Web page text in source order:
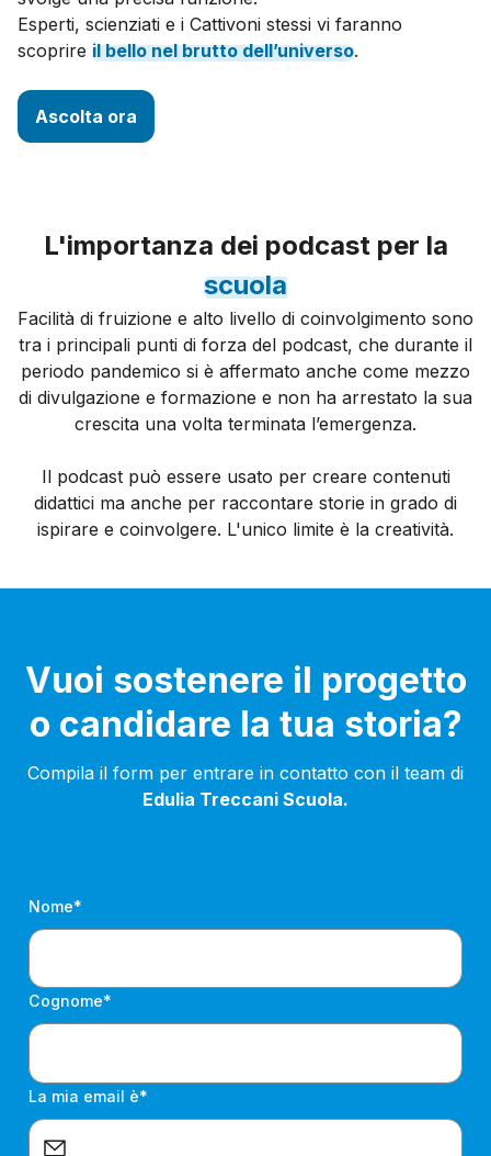
Esperti, scienziati e i Cattivoni stessi vi faranno
scoprire il bello nel brutto dell’universo.
Ascolta ora
L'importanza dei podcast per la
scuola
Facilità di fruizione e alto livello di coinvolgimento sono
tra i principali punti di forza del podcast, che durante il
periodo pandemico si è affermato anche come mezzo
di divulgazione e formazione e non ha arrestato la sua
crescita una volta terminata l’emergenza.
Il podcast può essere usato per creare contenuti
didattici ma anche per raccontare storie in grado di
ispirare e coinvolgere. L'unico limite è la creatività.
Vuoi sostenere il progetto
o candidare la tua storia?
Compila il form per entrare in contatto con il team di
Edulia Treccani Scuola.
Nome*
Cognome*
La mia email è*